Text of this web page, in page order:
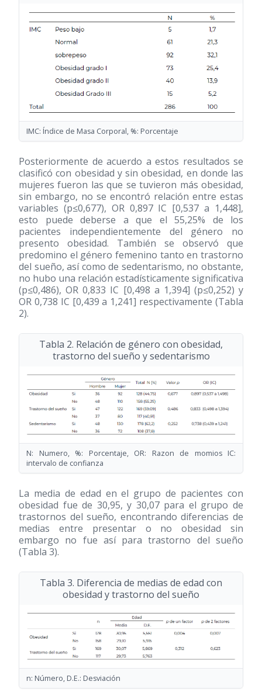
IMC: Índice de Masa Corporal, %: Porcentaje
Posteriormente de acuerdo a estos resultados se
clasificó con obesidad y sin obesidad, en donde las
mujeres fueron las que se tuvieron más obesidad,
sin embargo, no se encontró relación entre estas
variables (p≤0,677), OR 0,897 IC [0,537 a 1,448],
esto puede deberse a que el 55,25% de los
pacientes independientemente del género no
presento obesidad. También se observó que
predomino el género femenino tanto en trastorno
del sueño, así como de sedentarismo, no obstante,
no hubo una relación estadísticamente significativa
(p≤0,486), OR 0,833 IC [0,498 a 1,394] (p≤0,252) y
OR 0,738 IC [0,439 a 1,241] respectivamente (Tabla
2).
Tabla 2. Relación de género con obesidad,
trastorno del sueño y sedentarismo
N: Numero, %: Porcentaje, OR: Razon de momios IC:
intervalo de confianza
La media de edad en el grupo de pacientes con
obesidad fue de 30,95, y 30,07 para el grupo de
trastornos del sueño, encontrando diferencias de
medias entre presentar o no obesidad sin
embargo no fue así para trastorno del sueño
(Tabla 3).
Tabla 3. Diferencia de medias de edad con
obesidad y trastorno del sueño
n: Número, D.E.: Desviación